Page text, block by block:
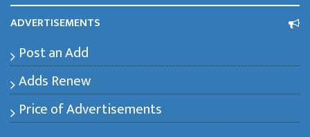
ADVERTISEMENTS
Post an Add
Adds Renew
Price of Advertisements